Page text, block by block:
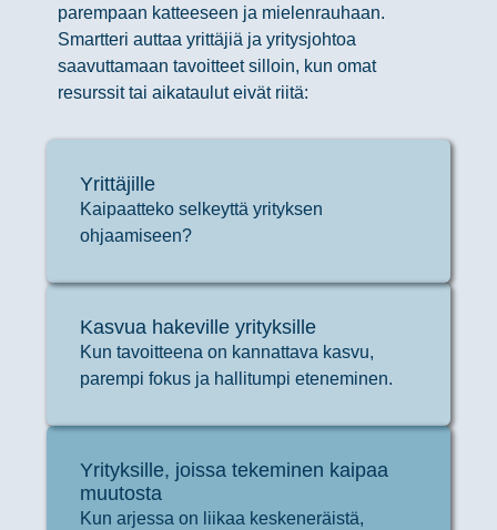
parempaan katteeseen ja mielenrauhaan.
Smartteri auttaa yrittäjiä ja yritysjohtoa
saavuttamaan tavoitteet silloin, kun omat
resurssit tai aikataulut eivät riitä:
Yrittäjille
Kaipaatteko selkeyttä yrityksen
ohjaamiseen?
Kasvua hakeville yrityksille
Kun tavoitteena on kannattava kasvu,
parempi fokus ja hallitumpi eteneminen.
Yrityksille, joissa tekeminen kaipaa
muutosta
Kun arjessa on liikaa keskeneräistä,